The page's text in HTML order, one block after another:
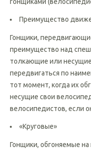
Лидирование за
гонщиками
Преимущество
Гонщики,
преимущество над
толкающие или
передвигаться по
тот момент, когда их
несущие свои
велосипедистов, если
«Круговые»